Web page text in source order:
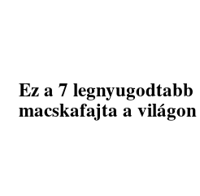
Ez a 7 legnyugodtabb
macskafajta a világon